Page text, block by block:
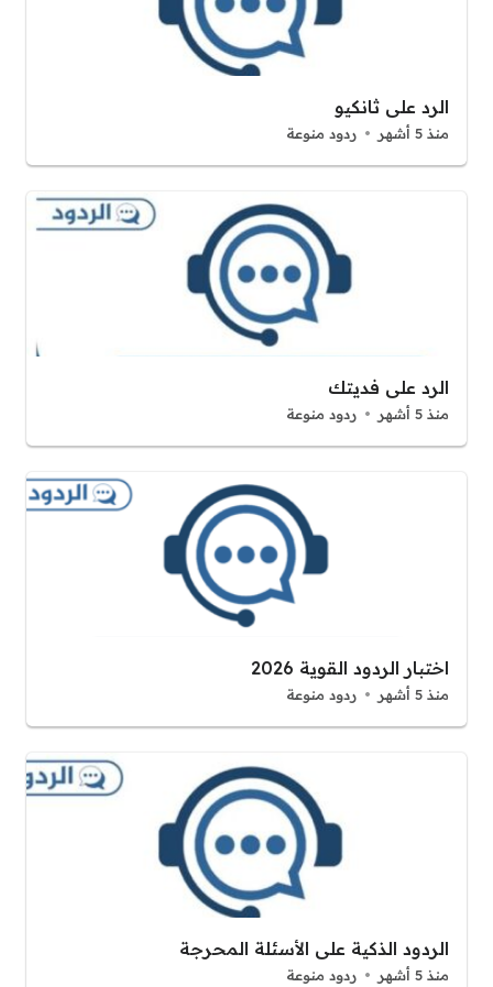
الرد على ثانكيو
منذ 5 أشهر ردود منوعة
الرد على فديتك
منذ 5 أشهر ردود منوعة
اختبار الردود القوية 2026
منذ 5 أشهر ردود منوعة
الردود الذكية على الأسئلة المحرجة
منذ 5 أشهر ردود منوعة